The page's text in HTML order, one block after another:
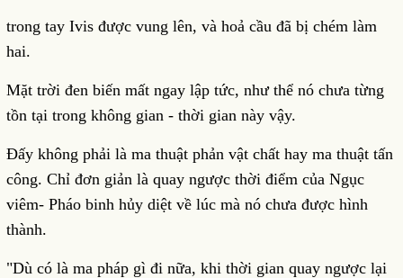
trong tay Ivis được vung lên, và hoả cầu đã bị chém làm
hai.
Mặt trời đen biến mất ngay lập tức, như thể nó chưa từng
tồn tại trong không gian - thời gian này vậy.
Đấy không phải là ma thuật phản vật chất hay ma thuật tấn
công. Chỉ đơn giản là quay ngược thời điểm của Ngục
viêm- Pháo binh hủy diệt về lúc mà nó chưa được hình
thành.
"Dù có là ma pháp gì đi nữa, khi thời gian quay ngược lại